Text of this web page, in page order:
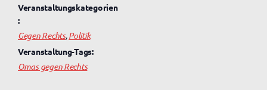
Veranstaltungskategorien
:
Gegen Rechts,Politik
Veranstaltung-Tags:
Omas gegen Rechts